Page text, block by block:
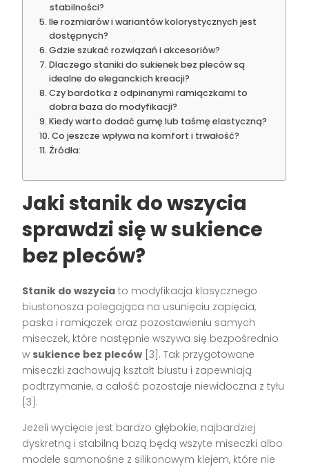
stabilności?
Ile rozmiarów i wariantów kolorystycznych jest
dostępnych?
Gdzie szukać rozwiązań i akcesoriów?
Dlaczego staniki do sukienek bez pleców są
idealne do eleganckich kreacji?
Czy bardotka z odpinanymi ramiączkami to
dobra baza do modyfikacji?
Kiedy warto dodać gumę lub taśmę elastyczną?
Co jeszcze wpływa na komfort i trwałość?
Źródła:
Jaki stanik do wszycia
sprawdzi się w sukience
bez pleców?
Stanik do wszycia to modyfikacja klasycznego
biustonosza polegająca na usunięciu zapięcia,
paska i ramiączek oraz pozostawieniu samych
miseczek, które następnie wszywa się bezpośrednio
w sukience bez pleców [3]. Tak przygotowane
miseczki zachowują kształt biustu i zapewniają
podtrzymanie, a całość pozostaje niewidoczna z tyłu
[3].
Jeżeli wycięcie jest bardzo głębokie, najbardziej
dyskretną i stabilną bazą będą wszyte miseczki albo
modele samonośne z silikonowym klejem, które nie